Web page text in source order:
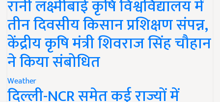
रानी लक्ष्मीबाई कृषि विश्वविद्यालय में
तीन दिवसीय किसान प्रशिक्षण संपन्न,
केंद्रीय कृषि मंत्री शिवराज सिंह चौहान
ने किया संबोधित
Weather
दिल्ली-NCR समेत कई राज्यों में